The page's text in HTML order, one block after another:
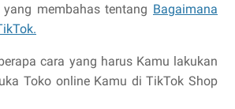
membahas tentang Bagaimana
cara yang harus Kamu lakukan
Toko online Kamu di TikTok Shop